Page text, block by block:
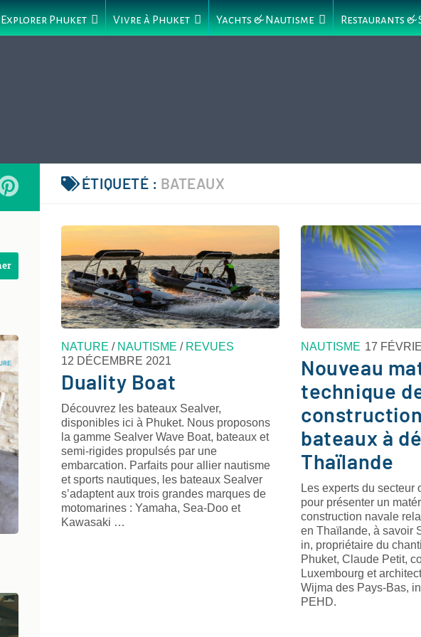
Explorer Phuket Vivre à Phuket Yachts & Nautisme Restaurants &
ÉTIQUETÉ : BATEAUX
NATURE / NAUTISME / REVUES
12 DÉCEMBRE 2021
Duality Boat
Découvrez les bateaux Sealver,
disponibles ici à Phuket. Nous proposons
la gamme Sealver Wave Boat, bateaux et
semi-rigides propulsés par une
embarcation. Parfaits pour allier nautisme
et sports nautiques, les bateaux Sealver
s’adaptent aux trois grandes marques de
motomarines : Yamaha, Sea-Doo et
Kawasaki …
NAUTISME 17
Nouveau
technique
bateaux à
Thaïlande
Les experts du secteur
pour présenter un
construction navale
en Thaïlande, à savoir
in, propriétaire du
Phuket, Claude Petit,
Luxembourg et
Wijma des Pays-Bas,
PEHD.